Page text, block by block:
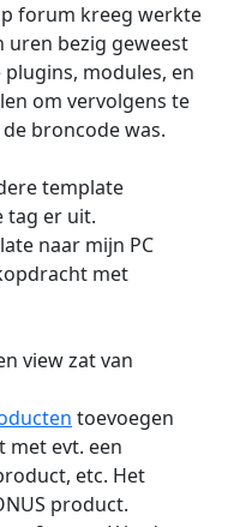
forum kreeg werkte
uren bezig geweest
modules, en
om vervolgens te
broncode was.
template
tag er uit.
naar mijn PC
met
view zat van
toevoegen
met evt. een
etc. Het
product.